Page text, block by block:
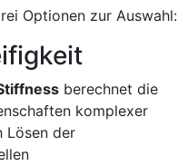
Optionen zur Auswahl:
berechnet die
komplexer
Lösen der